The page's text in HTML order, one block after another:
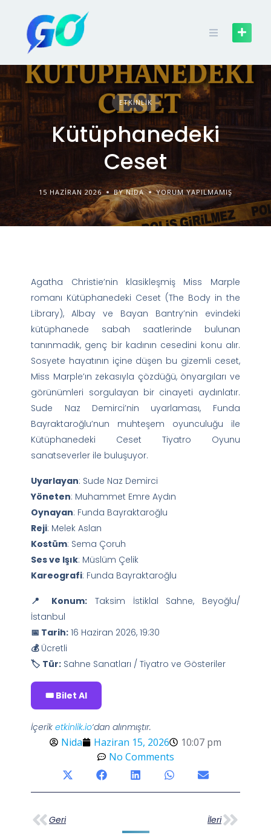
ETKINLIK
Kütüphanedeki
Ceset
15 HAZIRAN 2026 BY NIDA YORUM YAPILMAMIŞ
Agatha Christie’nin klasikleşmiş Miss Marple
romanı Kütüphanedeki Ceset (The Body in the
Library), Albay ve Bayan Bantry’nin evindeki
kütüphanede sabah saatlerinde bulunan
tanınmadık, genç bir kadının cesedini konu alır.
Sosyete hayatının içine düşen bu gizemli ceset,
Miss Marple’ın zekasıyla çözdüğü, önyargıları ve
görünümleri sorgulayan bir cinayeti aydınlatır.
Sude Naz Demirci’nin uyarlaması, Funda
Bayraktaroğlu’nun muhteşem oyunculuğu ile
Kütüphanedeki Ceset Tiyatro Oyunu
sanatseverler ile buluşuyor.
Uyarlayan: Sude Naz Demirci
Yöneten: Muhammet Emre Aydın
Oynayan: Funda Bayraktaroğlu
Reji: Melek Aslan
Kostüm: Sema Çoruh
Ses ve Işık: Müslüm Çelik
Kareografi: Funda Bayraktaroğlu
📍 Konum: Taksim İstiklal Sahne, Beyoğlu/
İstanbul
📅 Tarih: 16 Haziran 2026, 19:30
💰Ücretli
🏷️ Tür: Sahne Sanatları / Tiyatro ve Gösteriler
🎟️ Bilet Al
İçeriketkinlik.io‘dan alınmıştır.
Nida Haziran 15, 2026
10:07 pm
No Comments
Geri İleri